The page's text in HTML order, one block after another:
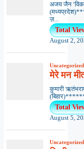
अजय जैन
ज़...
Total
August 2,
Uncategorized
मेरे मन
कुमारी
Total
August 5,
Uncategorized